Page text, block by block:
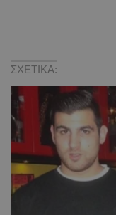
ΣΧΕΤΙΚΑ: